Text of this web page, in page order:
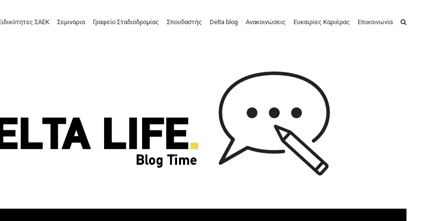
ΣΑΕΚ Σεμινάρια Γραφείο Σταδιοδρομίας Σπουδαστής Delta blog Ανακοινώσεις Ευκαιρίες Καριέρας Επικοινωνία